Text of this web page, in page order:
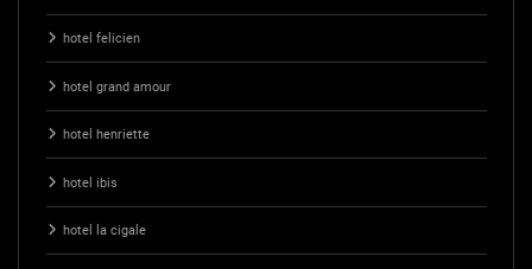
hotel felicien
hotel grand amour
hotel henriette
hotel ibis
hotel la cigale